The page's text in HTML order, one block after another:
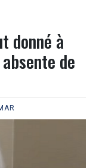
donné à
de